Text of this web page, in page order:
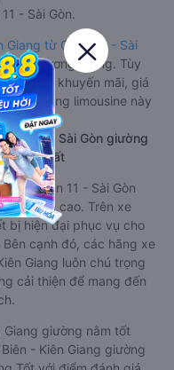
- Sài Gòn.
Giang từ Quận 11 - Sài
xe Phương Trang. Tùy
trình khuyến mãi, giá
Kiên Giang limousine này
11 - Sài Gòn giường
tốt nhất
từ Quận 11 - Sài Gòn
lượng cao. Trên xe
bị hiện đại phục vụ cho
cạnh đó, các hãng xe
Giang luôn chú trọng
cải thiện để mang đến
Giang giường nằm tốt
- Kiên Giang giường